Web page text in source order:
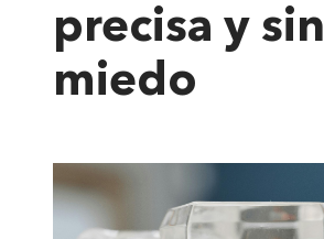
precisa y sin
miedo